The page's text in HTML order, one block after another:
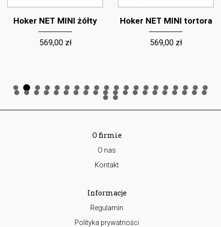
Hoker NET MINI żółty
569,00 zł
Hoker NET MINI tortora
569,00 zł
O firmie
O nas
Kontakt
Informacje
Regulamin
Polityka prywatności